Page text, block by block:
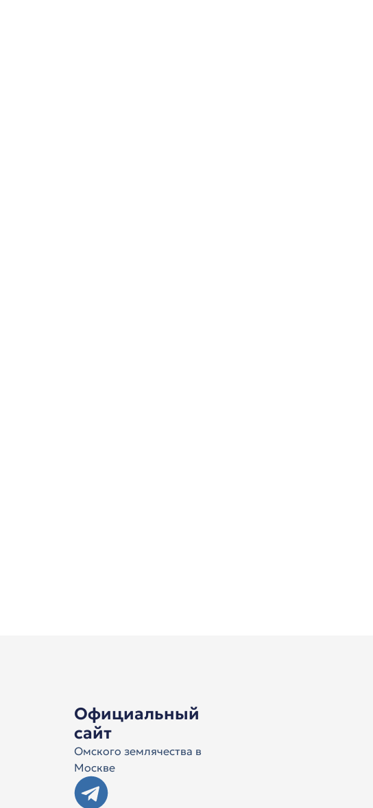
Официальный
сайт
Омского землячества в
Москве